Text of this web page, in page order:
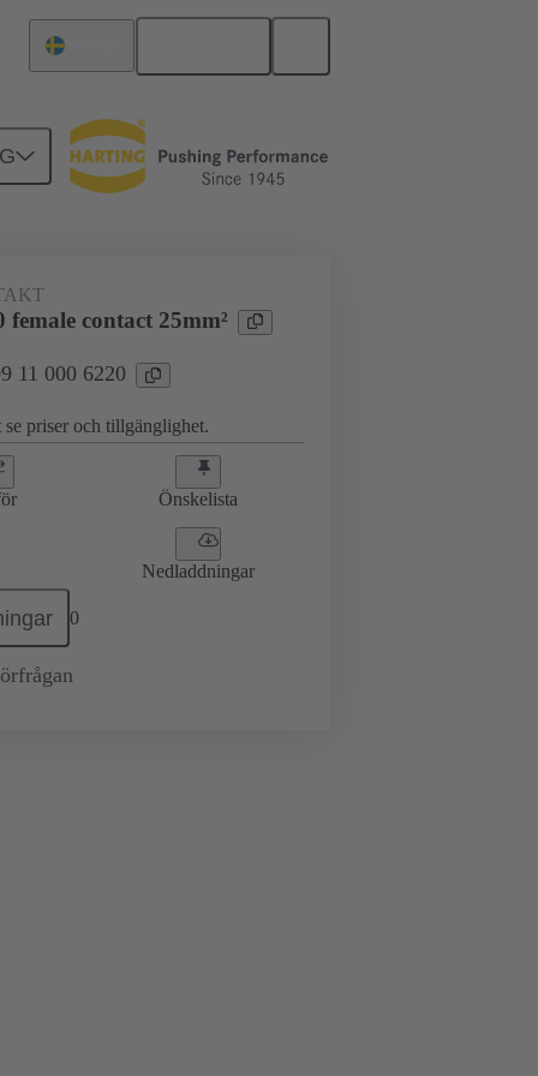
09 11 000 6220
contact 25mm²
11 000 6220
priser och tillgänglighet.
Önskelista
Nedladdningar
0